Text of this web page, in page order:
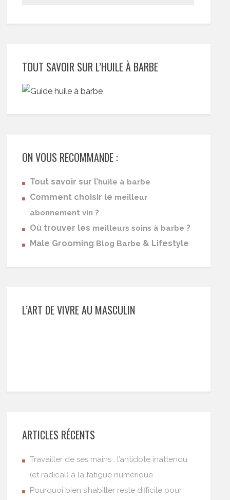
TOUT SAVOIR SUR L’HUILE À BARBE
ON VOUS RECOMMANDE :
Tout savoir sur l’huile à barbe
Comment choisir le meilleur
abonnement vin ?
Où trouver les meilleurs soins à barbe ?
Male Grooming Blog Barbe & Lifestyle
L’ART DE VIVRE AU MASCULIN
ARTICLES RÉCENTS
Travailler de ses mains : l’antidote inattendu
(et radical) à la fatigue numérique
Pourquoi bien s’habiller reste difficile pour